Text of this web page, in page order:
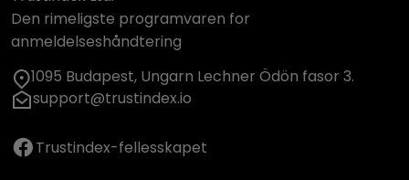
Den rimeligste programvaren for
anmeldelseshåndtering
1095 Budapest, Ungarn Lechner Ödön fasor 3.
support@trustindex.io
Trustindex-fellesskapet